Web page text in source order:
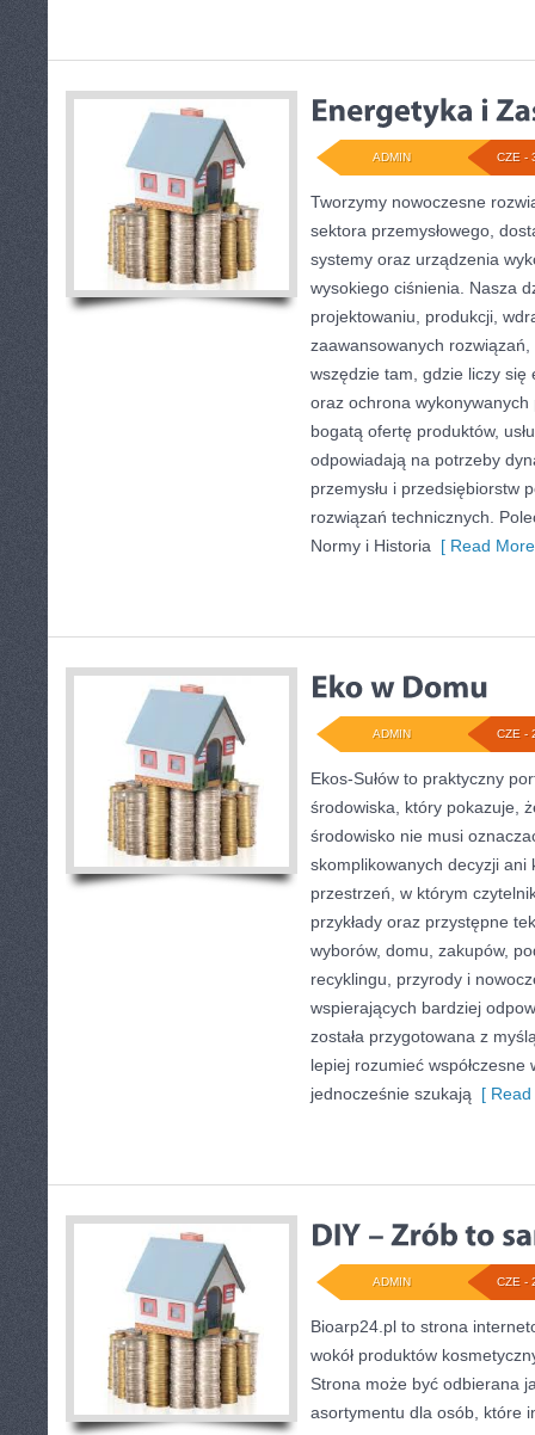
CZE -
ADMIN
Tworzymy nowoczesne
sektora przemysłowego,
systemy oraz urządzenia
wysokiego ciśnienia. Nasza
projektowaniu, produkcji,
zaawansowanych
wszędzie tam, gdzie liczy się
oraz ochrona
bogatą ofertę produktów,
odpowiadają na potrzeby
przemysłu i przedsiębiorstw
rozwiązań technicznych.
Normy i Historia [ Read
CZE -
ADMIN
Ekos-Sułów to praktyczny
środowiska, który pokazuje,
środowisko nie musi
skomplikowanych decyzji ani
przestrzeń, w którym
przykłady oraz przystępne
wyborów, domu, zakupów,
recyklingu, przyrody i
wspierających bardziej
została przygotowana z
lepiej rozumieć
jednocześnie szukają [
CZE -
ADMIN
Bioarp24.pl to strona
wokół produktów
Strona może być odbierana
asortymentu dla osób, które